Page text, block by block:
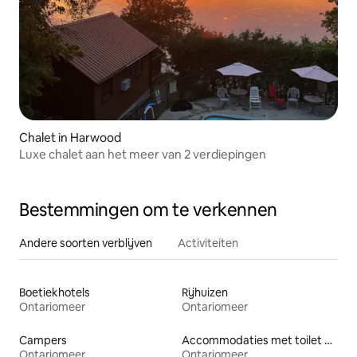
Chalet in Harwood
Luxe chalet aan het meer van 2 verdiepingen
Bestemmingen om te verkennen
Andere soorten verblijven Activiteiten
Boetiekhotels
Ontariomeer
Rijhuizen
Ontariomeer
Campers
Accommodaties met toilet op toegankelijke hoogte